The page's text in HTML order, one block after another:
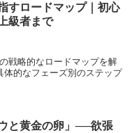
すロードマップ｜初心
級者まで
戦略的なロードマップを解
体的なフェーズ別のステップ
と黄金の卵」──欲張